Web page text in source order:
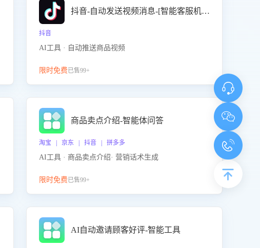
抖音-自动发送视频消息-[智能客服机器人]
抖音
AI工具 · 自动推送商品视频
限时免费已售99+
商品卖点介绍-智能体问答
淘宝 | 京东 | 抖音 | 拼多多
AI工具 · 商品卖点介绍· 营销话术生成
限时免费已售99+
AI自动邀请顾客好评-智能工具